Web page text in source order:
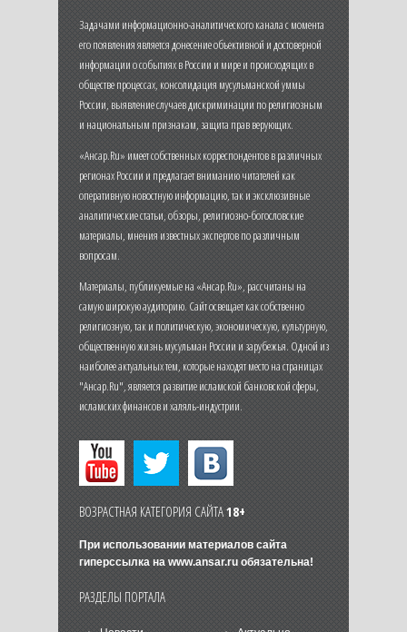
Задачами информационно-аналитического канала с момента
его появления является донесение объективной и достоверной
информации о событиях в России и мире и происходящих в
обществе процессах, консолидация мусульманской уммы
России, выявление случаев дискриминации по религиозным
и национальным признакам, защита прав верующих.
«Ансар.Ru» имеет собственных корреспондентов в различных
регионах России и предлагает вниманию читателей как
оперативную новостную информацию, так и эксклюзивные
аналитические статьи, обзоры, религиозно-богословские
материалы, мнения известных экспертов по различным
вопросам.
Материалы, публикуемые на «Ансар.Ru», рассчитаны на
самую широкую аудиторию. Сайт освещает как собственно
религиозную, так и политическую, экономическую, культурную,
общественную жизнь мусульман России и зарубежья. Одной из
наиболее актуальных тем, которые находят место на страницах
"Ансар.Ru", является развитие исламской банковской сферы,
исламских финансов и халяль-индустрии.
ВОЗРАСТНАЯ КАТЕГОРИЯ САЙТА18+
При использовании материалов сайта
гиперссылка на www.ansar.ruобязательна!
РАЗДЕЛЫ ПОРТАЛА